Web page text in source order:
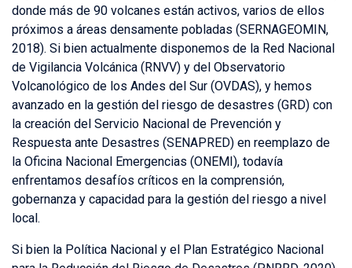
donde más de 90 volcanes están activos, varios de ellos
próximos a áreas densamente pobladas (SERNAGEOMIN,
2018). Si bien actualmente disponemos de la Red Nacional
de Vigilancia Volcánica (RNVV) y del Observatorio
Volcanológico de los Andes del Sur (OVDAS), y hemos
avanzado en la gestión del riesgo de desastres (GRD) con
la creación del Servicio Nacional de Prevención y
Respuesta ante Desastres (SENAPRED) en reemplazo de
la Oficina Nacional Emergencias (ONEMI), todavía
enfrentamos desafíos críticos en la comprensión,
gobernanza y capacidad para la gestión del riesgo a nivel
local.
Si bien la Política Nacional y el Plan Estratégico Nacional